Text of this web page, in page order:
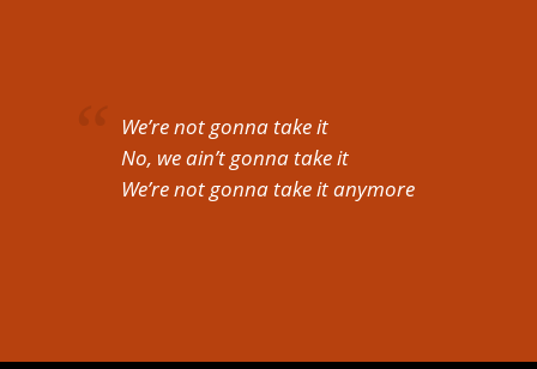
We’re not gonna take it
No, we ain’t gonna take it
We’re not gonna take it anymore